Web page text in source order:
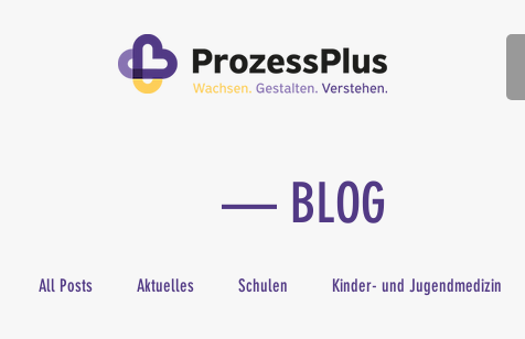
— BLOG
All Posts Aktuelles Schulen Kinder- und Jugendmedizin